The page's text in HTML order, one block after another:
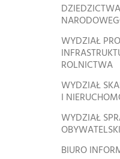
DZIEDZICTWA
WYDZIAŁ
ROLNICTWA
WYDZIAŁ
I
WYDZIAŁ
BIURO